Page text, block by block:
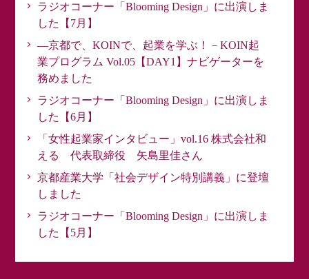
ラジオコーナー「Blooming Design」に出演しま
した【7月】
―京都で、KOINで、起業を学ぶ！－KOIN起
業プログラム Vol.05【DAY1】ナビゲーターを
務めました
ラジオコーナー「Blooming Design」に出演しま
した【6月】
「女性起業家インタビュー」vol.16 株式会社和
える 代表取締役 矢島里佳さん
京都産業大学「社会デザイン特別講義」に登壇
しました
ラジオコーナー「Blooming Design」に出演しま
した【5月】